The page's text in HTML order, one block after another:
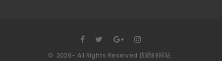
© 2026- All Rights Reserved 优德88网站 .